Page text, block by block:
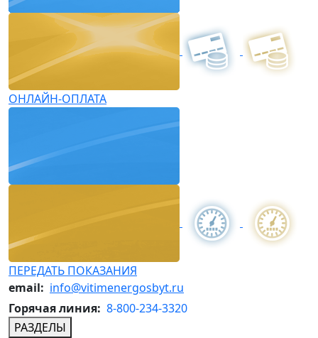
ОНЛАЙН-ОПЛАТА
ПЕРЕДАТЬ ПОКАЗАНИЯ
email: info@vitimenergosbyt.ru
Горячая линия: 8-800-234-3320
РАЗДЕЛЫ